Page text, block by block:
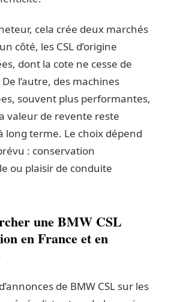
cela crée deux marchés
côté, les CSL d’origine
dont la cote ne cesse de
l’autre, des machines
souvent plus performantes,
valeur de revente reste
long terme. Le choix dépend
: conservation
ou plaisir de conduite
une BMW CSL
en France et en
de BMW CSL sur les